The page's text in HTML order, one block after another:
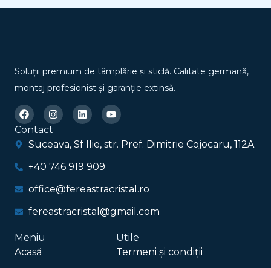
Soluții premium de tâmplărie și sticlă. Calitate germană,
montaj profesionist și garanție extinsă.
F
a
c
b
o
I
n
s
a
r
m
L
i
n
k
e
i
Y
o
u
u
Meniu
Acasă
Utile
Termeni și condiții
Contact
Suceava, Sf Ilie, str. Pref. Dimitrie Cojocaru, 112A
+40 746 919 909
office@fereastracristal.ro
fereastracristal@gmail.com